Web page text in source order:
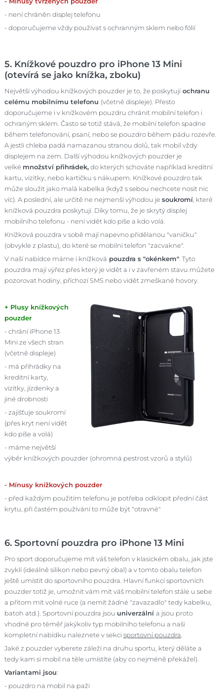
- není chráněn displej telefonu
- doporučujeme vždy používat s ochranným sklem nebo fólií
5. Knížkové pouzdro pro iPhone 13 Mini
(otevírá se jako knížka, zboku)
Největší výhodou knížkových pouzder je to, že poskytujíochranu
celému mobilnímu telefonu (včetně displeje). Přesto
doporučujeme i v knížkovém pouzdru chránit mobilní telefon i
ochraným sklem. Často se totiž stává, že mobilní telefon spadne
během telefonování, psaní, nebo se pouzdro během pádu rozevře.
A jestli chleba padá namazanou stranou dolů, tak mobil vždy
displejem na zem. Další výhodou knížkových pouzder je
velké množství přihrádek,do kterých schováte například kreditní
kartu, vizitky, nebo kartičku s nákupem. Knížkové pouzdro tak
může sloužit jako malá kabelka (když s sebou nechcete nosit nic
víc). A poslední, ale určitě ne nejmenší výhodou je soukromí, které
knížková pouzdra poskytují. Díky tomu, že je skrytý displej
mobilního telefonu - není vidět kdo píše a kdo volá.
Knížková pouzdra v sobě mají napevno přidělanou "vaničku"
(obvykle z plastu), do které se mobilní telefon "zacvakne".
V naší nabídce máme i knížková pouzdra s "okénkem". Tyto
pouzdra mají výřez přes který je vidět a i v zavřeném stavu můžete
pozorovat hodiny, příchozí SMS nebo vidět zmeškané hovory.
+ Plusy knížkových
pouzder
- chrání iPhone 13
Mini ze všech stran
(včetně displeje)
- má přihrádky na
kreditní karty,
vizitky, jízdenky a
jiné drobnosti
- zajišťuje soukromí
(přes kryt není vidět
kdo píše a volá)
- máme největší
výběr knížkových pouzder (ohromná pestrost vzorů a stylů)
- Mínusy knížkových pouzder
- před každým použitím telefonu je potřeba odklopit přední část
krytu, při častém používání to může být "otravné"
6. Sportovní pouzdra pro iPhone 13 Mini
Pro sport doporučujeme mít váš telefon v klasickém obalu, jak jste
zvyklí (ideálně silikon nebo pevný obal) a v tomto obalu telefon
ještě umístit do sportovního pouzdra. Hlavní funkcí sportovních
pouzder totiž je, umožnit vám mít váš mobilní telefon stále u sebe
a přitom mít volné ruce (a nemít žádné "zavazadlo" tedy kabelku,
batoh atd.). Sportovní pouzdra jsou univerzální a jsou proto
vhodné pro téměř jakýkoliv typ mobilního telefonu a naši
kompletní nabídku naleznete v sekci sportovní pouzdra
Jaké z pouzder vyberete záleží na druhu sportu, který děláte a
tedy kam si mobil na těle umístíte (aby co nejméně překážel).
Variantami jsou:
- pouzdro na mobil na paži